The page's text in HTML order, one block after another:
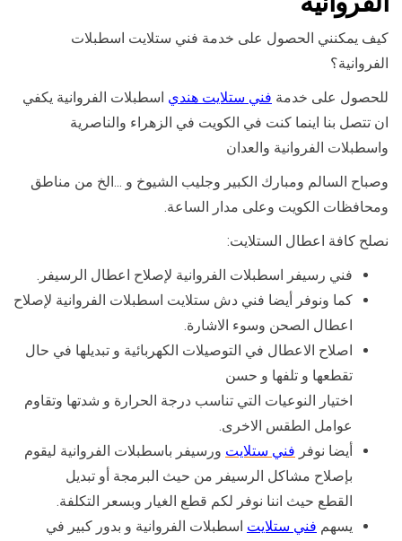
كيف يمكنني الحصول على خدمة فني ستلايت اسطبلات
الفروانية؟
للحصول على خدمة فني ستلايت هندي اسطبلات الفروانية يكفي
ان تتصل بنا اينما كنت في الكويت في الزهراء والناصرية
واسطبلات الفروانية والعدان
وصباح السالم ومبارك الكبير وجليب الشيوخ و …الخ من مناطق
ومحافظات الكويت وعلى مدار الساعة.
نصلح كافة اعطال الستلايت:
فني رسيفر اسطبلات الفروانية لإصلاح اعطال الرسيفر.
كما ونوفر أيضا فني دش ستلايت اسطبلات الفروانية لإصلاح
اعطال الصحن وسوء الاشارة.
اصلاح الاعطال في التوصيلات الكهربائية و تبديلها في حال
تقطعها و تلفها و حسن
اختيار النوعيات التي تناسب درجة الحرارة و شدتها وتقاوم
عوامل الطقس الاخرى.
أيضا نوفر فني ستلايت ورسيفر باسطبلات الفروانية ليقوم
بإصلاح مشاكل الرسيفر من حيث البرمجة أو تبديل
القطع حيث اننا نوفر لكم قطع الغيار وبسعر التكلفة.
يسهم فني ستلايت اسطبلات الفروانية و بدور كبير في